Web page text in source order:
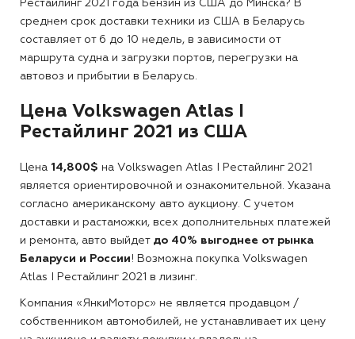
Рестайлинг 2021 года Бензин из США до Минска? В
среднем срок доставки техники из США в Беларусь
составляет от 6 до 10 недель, в зависимости от
маршрута судна и загрузки портов, перегрузки на
автовоз и прибытии в Беларусь.
Цена Volkswagen Atlas I
Рестайлинг 2021 из США
Цена 14,800$ на Volkswagen Atlas I Рестайлинг 2021
является ориентировочной и ознакомительной. Указана
согласно американскому авто аукциону. С учетом
доставки и растаможки, всех дополнительных платежей
и ремонта, авто выйдет до 40% выгоднее от рынка
Беларуси и России! Возможна покупка Volkswagen
Atlas I Рестайлинг 2021 в лизинг.
Компания «ЯнкиМоторс» не является продавцом /
собственником автомобилей, не устанавливает их цену